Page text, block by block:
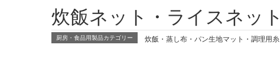
炊飯ネット・ライスネット
厨房・食品用製品カテゴリー 炊飯・蒸し布・パン生地マット・調理用糸